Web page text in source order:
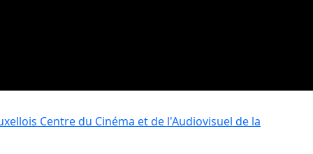
Centre du Cinéma et de l'Audiovisuel de la